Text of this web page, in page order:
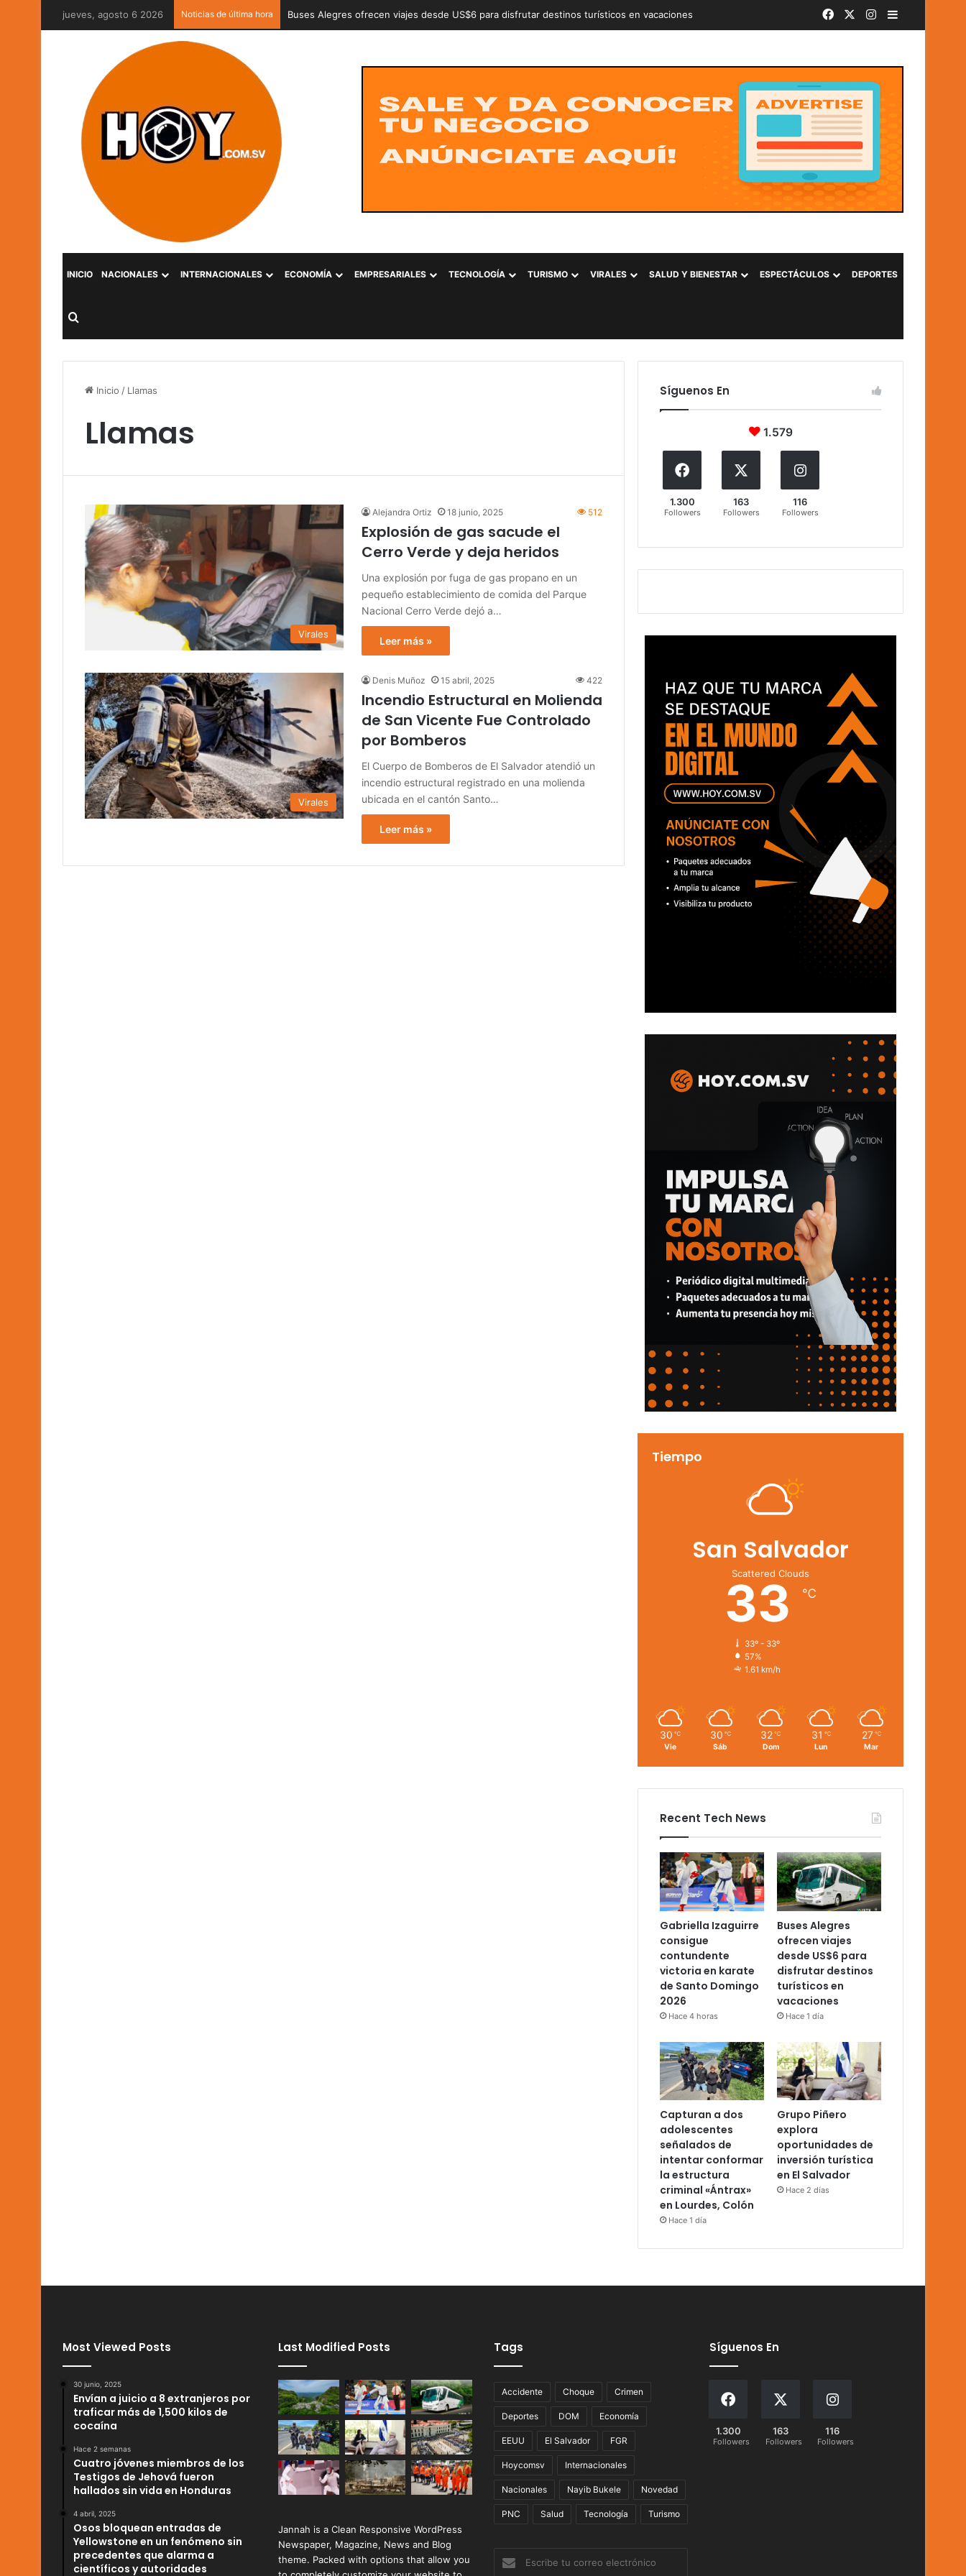
jueves, agosto 6 2026 Noticias de última hora Capturan a dos adolescentes señalados de intentar conformar la estructura criminal «Ántrax» en Lourdes, Colón Facebook Instagram
INICIO NACIONALES INTERNACIONALES ECONOMÍA EMPRESARIALES TECNOLOGÍA TURISMO VIRALES SALUD Y BIENESTAR ESPECTÁCULOS DEPORTES
Buscar por
Inicio / Llamas
Llamas
Virales
Alejandra Ortiz 18 junio, 2025 512
Explosión de gas sacude el
Cerro Verde y deja heridos
Una explosión por fuga de gas propano en un
pequeño establecimiento de comida del Parque
Nacional Cerro Verde dejó a…
Leer más »
Virales
Denis Muñoz 15 abril, 2025 422
Incendio Estructural en Molienda
de San Vicente Fue Controlado
por Bomberos
El Cuerpo de Bomberos de El Salvador atendió un
incendio estructural registrado en una molienda
ubicada en el cantón Santo…
Leer más »
Síguenos En
1.579
1.300
Followers
163
Followers
116
Followers
Tiempo
San Salvador
Scattered Clouds
33 ℃
33º - 33º
57%
1.61 km/h
30 ℃
Vie
30 ℃
Sáb
32 ℃
Dom
31 ℃
Lun
27 ℃
Mar
Recent Tech News
Gabriella Izaguirre
consigue
contundente
victoria en karate
de Santo Domingo
2026
Hace 4 horas
Buses Alegres
ofrecen viajes
desde US$6 para
disfrutar destinos
turísticos en
vacaciones
Hace 1 día
Capturan a dos
adolescentes
señalados de
intentar conformar
la estructura
criminal «Ántrax»
en Lourdes, Colón
Hace 1 día
Grupo Piñero
explora
oportunidades de
inversión turística
en El Salvador
Hace 2 días
Most Viewed Posts
30 junio, 2025
Envían a juicio a 8 extranjeros por
traficar más de 1,500 kilos de
cocaína
Hace 2 semanas
Cuatro jóvenes miembros de los
Testigos de Jehová fueron
hallados sin vida en Honduras
4 abril, 2025
Osos bloquean entradas de
Yellowstone en un fenómeno sin
precedentes que alarma a
científicos y autoridades
Last Modified Posts
Jannah is a Clean Responsive WordPress
Newspaper, Magazine, News and Blog
theme. Packed with options that allow you
Tags
Accidente Choque Crimen
Deportes DOM Economía
EEUU El Salvador FGR
Hoycomsv Internacionales
Nacionales Nayib Bukele Novedad
PNC Salud Tecnología Turismo
Escribe
tu
Síguenos En
1.300
Followers
163
Followers
116
Followers